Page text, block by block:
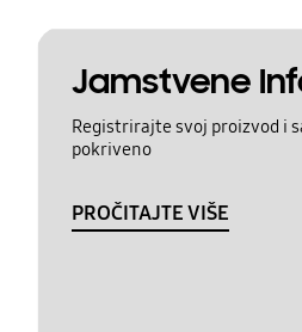
Jamstvene
Registrirajte svoj proizvod i
pokriveno
PROČITAJTE VIŠE